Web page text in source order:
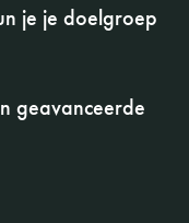
je je doelgroep
geavanceerde